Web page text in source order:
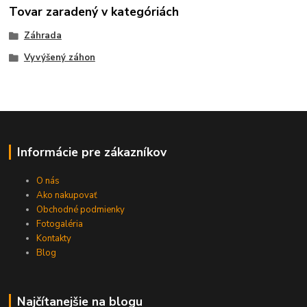
Tovar zaradený v kategóriách
Záhrada
Vyvýšený záhon
Informácie pre zákazníkov
O nás
Ako nakupovať
Obchodné podmienky
Fotogaléria
Kontakty
Blog
Najčítanejšie na blogu